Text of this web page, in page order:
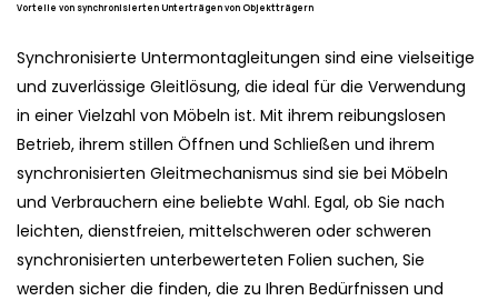
Vorteile von synchronisierten Unterträgen von Objektträgern
Synchronisierte Untermontagleitungen sind eine vielseitige
und zuverlässige Gleitlösung, die ideal für die Verwendung
in einer Vielzahl von Möbeln ist. Mit ihrem reibungslosen
Betrieb, ihrem stillen Öffnen und Schließen und ihrem
synchronisierten Gleitmechanismus sind sie bei Möbeln
und Verbrauchern eine beliebte Wahl. Egal, ob Sie nach
leichten, dienstfreien, mittelschweren oder schweren
synchronisierten unterbewerteten Folien suchen, Sie
werden sicher die finden, die zu Ihren Bedürfnissen und